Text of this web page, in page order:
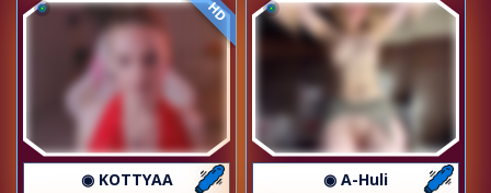
HD
◉ KOTTYAA
◉ A-Huli